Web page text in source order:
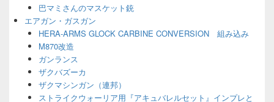
巴マミさんのマスケット銃
エアガン・ガスガン
HERA-ARMS GLOCK CARBINE CONVERSION 組み込み
M870改造
ガンランス
ザクバズーカ
ザクマシンガン（連邦）
ストライクウォーリア用『アキュバレルセット』インプレと